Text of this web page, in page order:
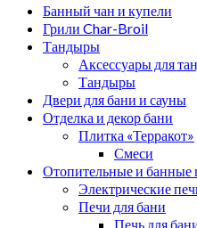
Банный чан и купели
Грили Char-Broil
Тандыры
Аксессуары для
Тандыры
Двери для бани и сауны
Отделка и декор бани
Плитка «Терракот»
Смеси
Отопительные и банные
Электрические
Печи для бани
Печь для